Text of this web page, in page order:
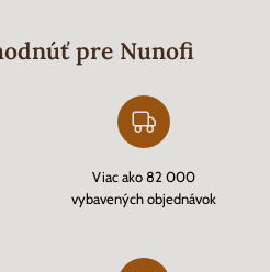
pre Nunofi
Viac ako 82 000
vybavených objednávok